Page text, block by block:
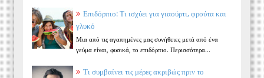
Επιδόρπιο: Τι ισχύει για γιαούρτι, φρούτα και
γλυκό
Μια από τις αγαπημένες μας συνήθειες μετά από ένα
γεύμα είναι, φυσικά, το επιδόρπιο. Περισσότερα...
Τι συμβαίνει τις μέρες ακριβώς πριν το